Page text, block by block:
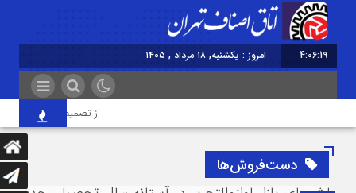
4:06:20 امروز : یکشنبه, ۱۸ مرداد , ۱۴۰۵
از تصمیم‌سازی تا
دست‌فروش‌ها